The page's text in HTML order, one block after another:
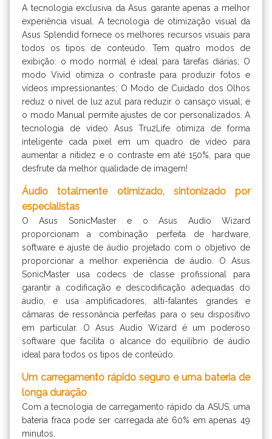
A tecnologia exclusiva da Asus garante apenas a melhor
experiência visual. A tecnologia de otimização visual da
Asus Splendid fornece os melhores recursos visuais para
todos os tipos de conteúdo. Tem quatro modos de
exibição: o modo normal é ideal para tarefas diárias; O
modo Vivid otimiza o contraste para produzir fotos e
vídeos impressionantes; O Modo de Cuidado dos Olhos
reduz o nível de luz azul para reduzir o cansaço visual; e
o modo Manual permite ajustes de cor personalizados. A
tecnologia de vídeo Asus Tru2Life otimiza de forma
inteligente cada pixel em um quadro de vídeo para
aumentar a nitidez e o contraste em até 150%, para que
desfrute da melhor qualidade de imagem!
Áudio totalmente otimizado, sintonizado por
especialistas
O Asus SonicMaster e o Asus Audio Wizard
proporcionam a combinação perfeita de hardware,
software e ajuste de áudio projetado com o objetivo de
proporcionar a melhor experiência de áudio. O Asus
SonicMaster usa codecs de classe profissional para
garantir a codificação e descodificação adequadas do
áudio, e usa amplificadores, alti-falantes grandes e
câmaras de ressonância perfeitas para o seu dispositivo
em particular. O Asus Audio Wizard é um poderoso
software que facilita o alcance do equilíbrio de áudio
ideal para todos os tipos de conteúdo.
Um carregamento rápido seguro e uma bateria de
longa duração
Com a tecnologia de carregamento rápido da ASUS, uma
bateria fraca pode ser carregada até 60% em apenas 49
minutos.